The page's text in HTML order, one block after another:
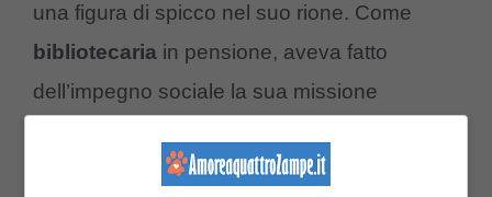
una figura di spicco nel suo rione. Come
bibliotecaria in pensione, aveva fatto
dell’impegno sociale la sua missione
dell’italiano agli stranieri e per il suo ruolo